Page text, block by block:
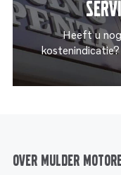
Heeft u
Over Mulder